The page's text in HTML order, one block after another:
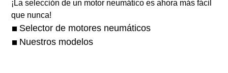
¡La selección de un motor neumático es ahora más fácil
que nunca!​
Selector de motores neumáticos
Nuestros modelos